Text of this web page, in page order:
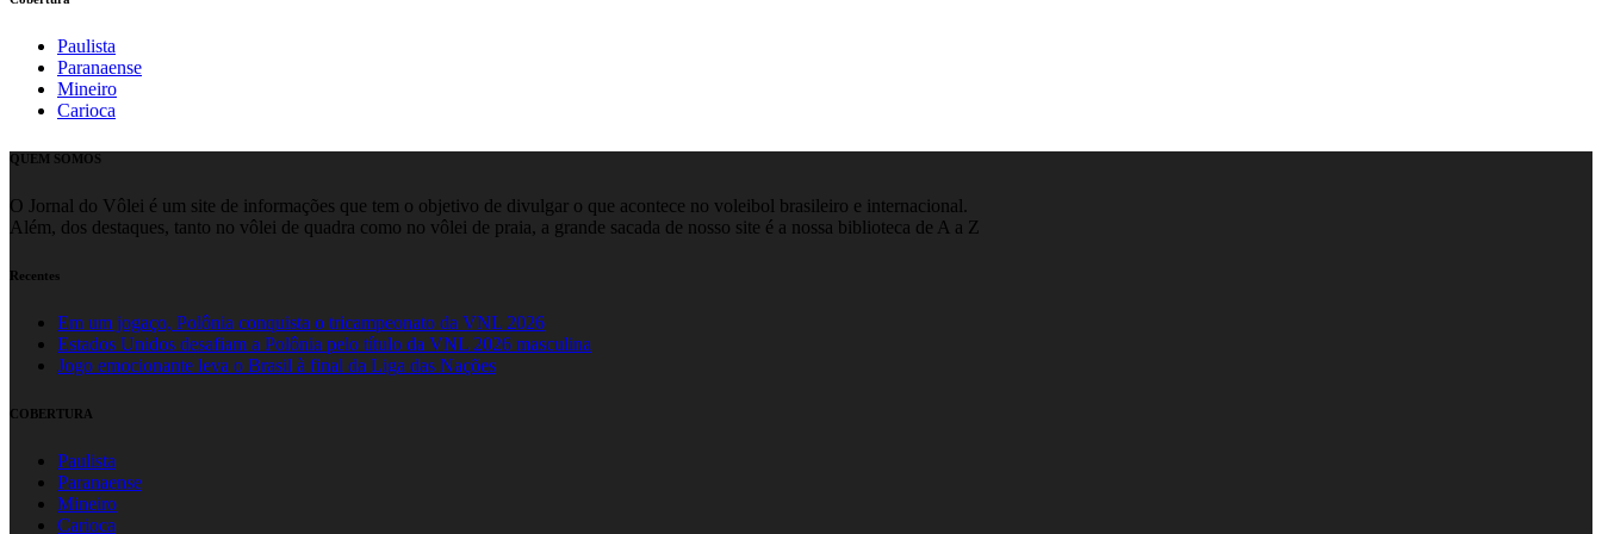
Paulista
Paranaense
Mineiro
Carioca
QUEM SOMOS
O Jornal do Vôlei é um site de informações que tem o objetivo de divulgar o que acontece no voleibol brasileiro e internacional.
Além, dos destaques, tanto no vôlei de quadra como no vôlei de praia, a grande sacada de nosso site é a nossa biblioteca de A a Z
Recentes
Em um jogaço, Polônia conquista o tricampeonato da VNL 2026
Estados Unidos desafiam a Polônia pelo título da VNL 2026 masculina
Jogo emocionante leva o Brasil à final da Liga das Nações
COBERTURA
Paulista
Paranaense
Mineiro
Carioca